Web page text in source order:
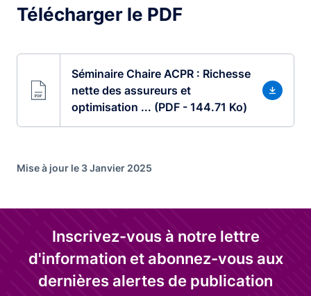
Télécharger le PDF
Séminaire Chaire ACPR : Richesse
nette des assureurs et
optimisation ... (PDF - 144.71 Ko)
Mise à jour le 3 Janvier 2025
Inscrivez-vous à notre lettre
d'information et abonnez-vous aux
dernières alertes de publication